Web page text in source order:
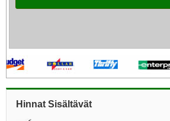
Hinnat Sisältävät